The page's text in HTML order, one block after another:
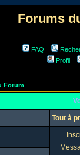
Forums
FAQ
Profil
Forum
Tout à